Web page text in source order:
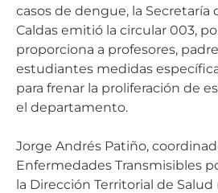
casos de dengue, la Secretaría
Caldas emitió la circular 003,
proporciona a profesores,
estudiantes medidas
para frenar la proliferación de
el departamento.
Jorge Andrés Patiño,
Enfermedades Transmisibles
la Dirección Territorial de Salud